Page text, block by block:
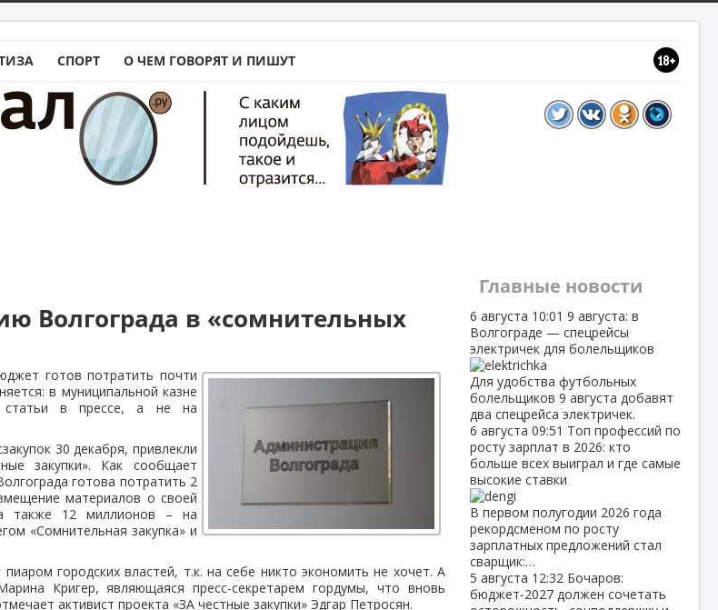
СПОРТ О ЧЕМ ГОВОРЯТ И ПИШУТ
Волгограда в «сомнительных
готов потратить почти
в муниципальной казне
статьи в прессе, а не на
30 декабря, привлекли
закупки». Как сообщает
готова потратить 2
материалов о своей
также 12 миллионов – на
«Сомнительная закупка» и
городских властей, т.к. на себе никто экономить не хочет. А
Кригер, являющаяся пресс-секретарем гордумы, что вновь
активист проекта «ЗА честные закупки» Эдгар Петросян.
Главные новости
6 августа 10:01 9 августа: в
Волгограде — спецрейсы
электричек для болельщиков
Для удобства футбольных
болельщиков 9 августа добавят
два спецрейса электричек.
6 августа 09:51 Топ профессий по
росту зарплат в 2026: кто
больше всех выиграл и где самые
высокие ставки
В первом полугодии 2026 года
рекордсменом по росту
зарплатных предложений стал
сварщик:…
5 августа 12:32 Бочаров:
бюджет‑2027 должен сочетать